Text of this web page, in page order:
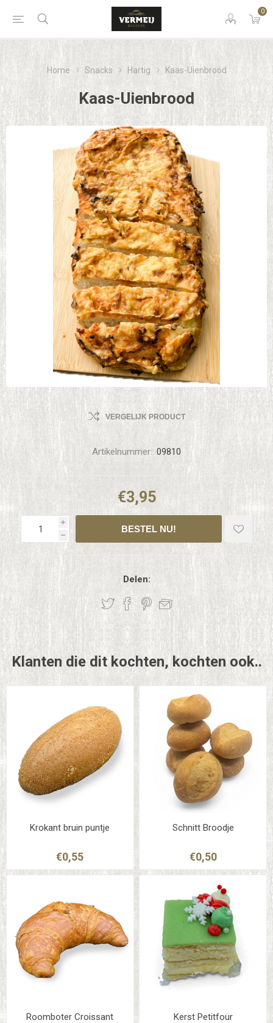
0
Home Snacks Hartig Kaas-Uienbrood
Kaas-Uienbrood
VERGELIJK PRODUCT
Artikelnummer:: 09810
€3,95
i
h
Delen:
Klanten die dit kochten, kochten ook..
Krokant bruin puntje
€0,55
Schnitt Broodje
€0,50
Roomboter Croissant Kerst Petitfour